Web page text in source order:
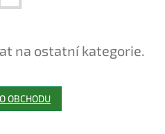
na ostatní kategorie.
OBCHODU